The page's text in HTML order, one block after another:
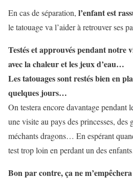
En cas de séparation, l’enfant est
le tatouage va l’aider à retrouver ses
Testés et approuvés pendant notre
avec la chaleur et les jeux d’eau…
Les tatouages sont restés bien en
quelques jours…
On testera encore davantage pendant
une visite au pays des princesses, des
méchants dragons… En espérant
test trop loin en perdant un des
Bon par contre, ça ne